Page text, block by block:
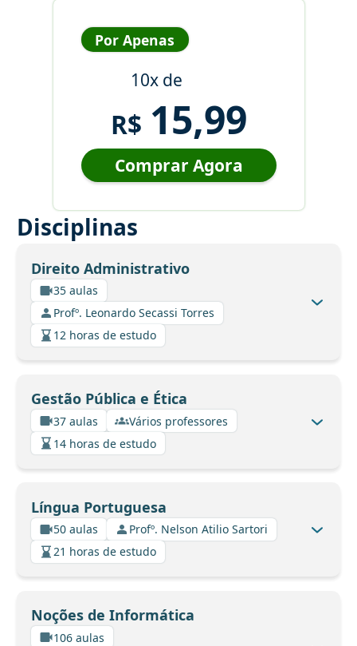
Por Apenas
10x de
R$ 15,99
Comprar Agora
Disciplinas
Direito Administrativo
35 aulas
Profº. Leonardo Secassi Torres
12 horas de estudo
Gestão Pública e Ética
37 aulas
Vários professores
14 horas de estudo
Língua Portuguesa
50 aulas
Profº. Nelson Atilio Sartori
21 horas de estudo
Noções de Informática
106 aulas